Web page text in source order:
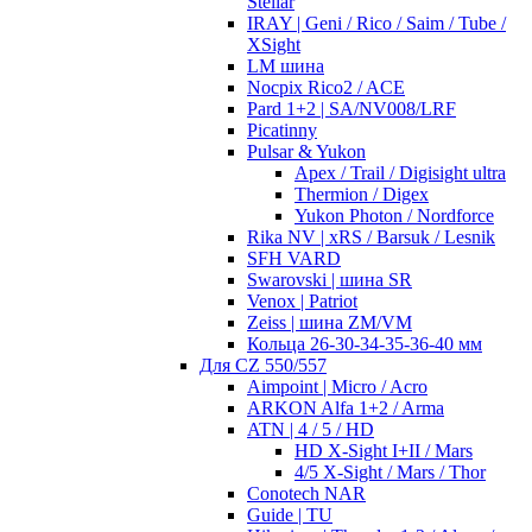
IRAY | Geni / Rico / Saim / Tube /
XSight
LM шина
Nocpix Rico2 / ACE
Pard 1+2 | SA/NV008/LRF
Picatinny
Pulsar & Yukon
Apex / Trail / Digisight ultra
Thermion / Digex
Yukon Photon / Nordforce
Rika NV | xRS / Barsuk / Lesnik
SFH VARD
Swarovski | шина SR
Venox | Patriot
Zeiss | шина ZM/VM
Кольца 26-30-34-35-36-40 мм
Для CZ 550/557
Aimpoint | Micro / Acro
ARKON Alfa 1+2 / Arma
ATN | 4 / 5 / HD
HD X-Sight I+II / Mars
4/5 X-Sight / Mars / Thor
Conotech NAR
Guide | TU